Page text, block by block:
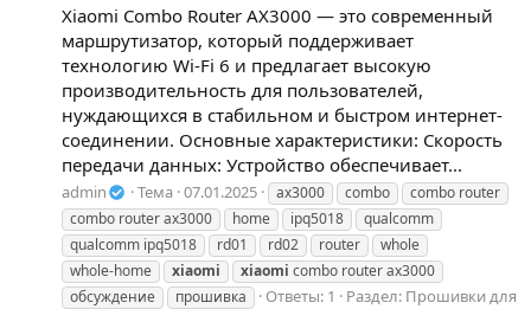
Xiaomi Combo Router AX3000 — это современный
маршрутизатор, который поддерживает
технологию Wi-Fi 6 и предлагает высокую
производительность для пользователей,
нуждающихся в стабильном и быстром интернет-
соединении. Основные характеристики: Скорость
передачи данных: Устройство обеспечивает...
admin Тема 07.01.2025 ax3000 combo
combo router
combo router ax3000
home ipq5018
qualcomm
qualcomm ipq5018
rd01 rd02 router
whole
whole-home
xiaomi xiaomi combo router ax3000
обсуждение
прошивка Ответы: 1 Раздел: Прошивки для